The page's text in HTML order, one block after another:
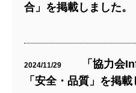
合」を掲載しました。
2024/11/29
「協力会
「安全・品質」を掲載